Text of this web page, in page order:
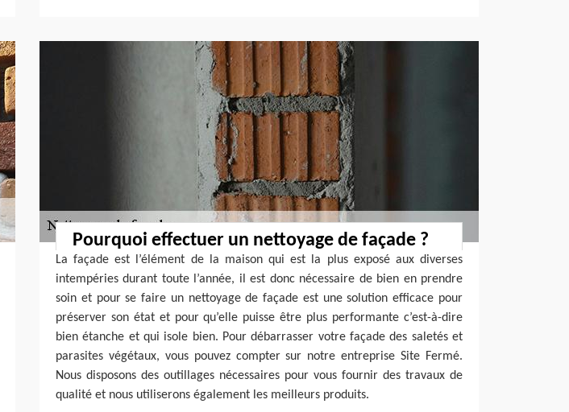
Pourquoi effectuer un nettoyage de façade ?
La façade est l’élément de la maison qui est la plus exposé aux diverses
intempéries durant toute l’année, il est donc nécessaire de bien en prendre
soin et pour se faire un nettoyage de façade est une solution efficace pour
préserver son état et pour qu’elle puisse être plus performante c’est-à-dire
bien étanche et qui isole bien. Pour débarrasser votre façade des saletés et
parasites végétaux, vous pouvez compter sur notre entreprise Site Fermé.
Nous disposons des outillages nécessaires pour vous fournir des travaux de
qualité et nous utiliserons également les meilleurs produits.